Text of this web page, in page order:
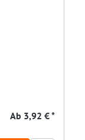
Ab 3,92 € *